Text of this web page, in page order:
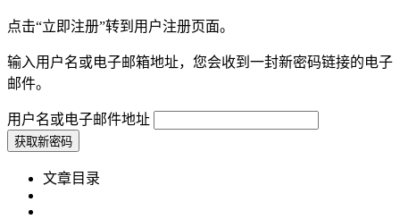
点击“立即注册”转到用户注册页面。
输入用户名或电子邮箱地址，您会收到一封新密码链接的电子
邮件。
用户名或电子邮件地址
文章目录